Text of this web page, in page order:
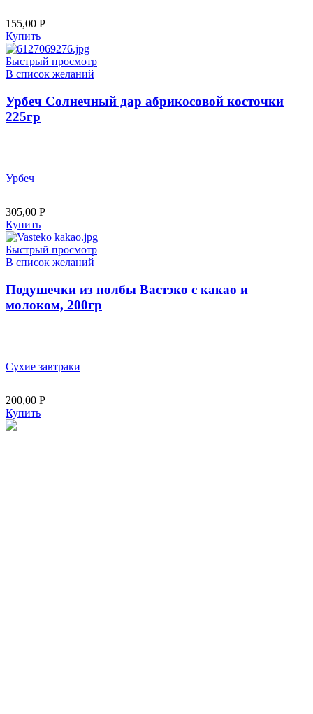
155,00 Р
Купить
Быстрый просмотр
В список желаний
Урбеч Солнечный дар абрикосовой косточки
225гр
Урбеч
305,00 Р
Купить
Быстрый просмотр
В список желаний
Подушечки из полбы Вастэко с какао и
молоком, 200гр
Сухие завтраки
200,00 Р
Купить